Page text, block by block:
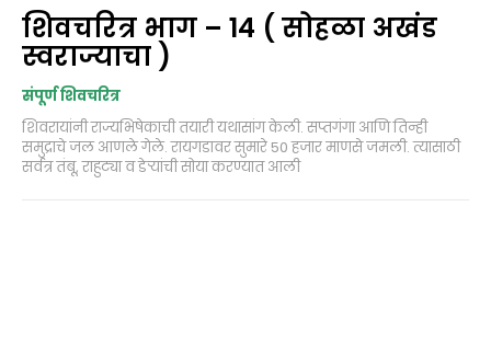
शिवचरित्र भाग – 14 ( सोहळा अखंड
स्वराज्याचा )
संपूर्ण शिवचरित्र
शिवरायांनी राज्यभिषेकाची तयारी यथासांग केली. सप्तगंगा आणि तिन्ही
समुद्राचे जल आणले गेले. रायगडावर सुमारे 50 हजार माणसे जमली. त्यासाठी
सर्वत्र तंबू, राहुट्या व डेऱ्यांची सोया करण्यात आली